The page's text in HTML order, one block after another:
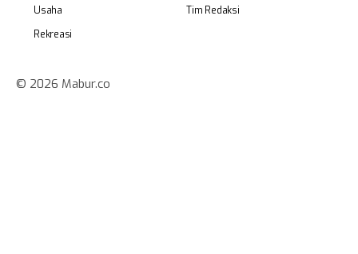
Usaha
Rekreasi
Tim Redaksi
© 2026 Mabur.co